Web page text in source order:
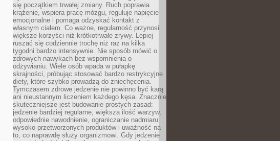
się początkiem trwałej zmiany. Ruch poprawia
krążenie, wspiera pracę mózgu, reguluje napięcie
emocjonalne i pomaga odzyskać kontakt z
własnym ciałem. Co ważne, regularność przynosi
większe korzyści niż krótkotrwałe zrywy. Lepiej
ruszać się codziennie trochę niż raz na kilka
tygodni bardzo intensywnie. Nie sposób mówić o
zdrowych nawykach bez wspomnienia o
odżywianiu. Wiele osób wpada w pułapkę
skrajności, próbując stosować bardzo restrykcyjne
diety, które szybko prowadzą do zniechęcenia.
Tymczasem zdrowe jedzenie nie powinno być karą
ani nieustannym liczeniem każdego kęsa. Znacznie
skuteczniejsze jest budowanie prostych zasad:
jedzenie bardziej regularne, większa ilość warzyw,
odpowiednie nawodnienie, ograniczanie nadmiaru
wysoko przetworzonych produktów i uważność na
to, co naprawdę służy organizmowi. Gdy jedzenie